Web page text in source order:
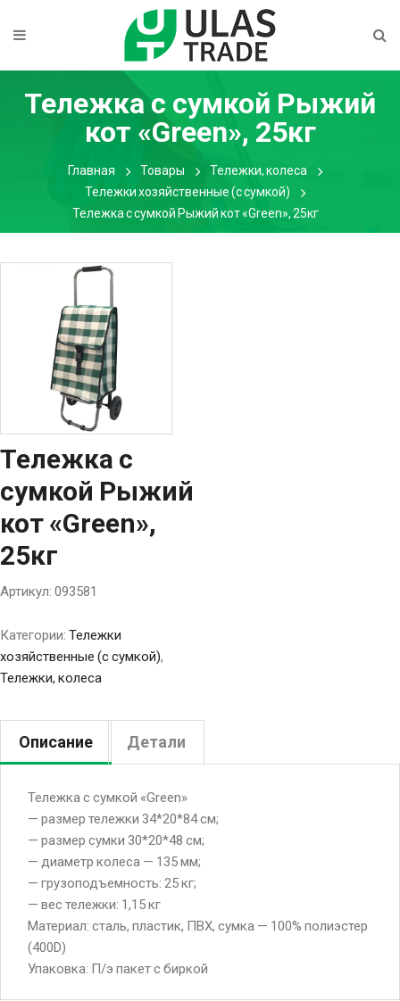
Тележка с сумкой Рыжий
кот «Green», 25кг
Главная Товары
Тележки, колеса
Тележки хозяйственные (с сумкой)
Тележка с сумкой Рыжий кот «Green», 25кг
Тележка с
сумкой Рыжий
кот «Green»,
25кг
Артикул: 093581
Категории: Тележки
хозяйственные (с сумкой),
Тележки, колеса
Описание Детали
Тележка с сумкой «Green»
— размер тележки 34*20*84 см;
— размер сумки 30*20*48 см;
— диаметр колеса — 135 мм;
— грузоподъемность: 25 кг;
— вес тележки: 1,15 кг
Материал: cталь, пластик, ПВХ, сумка — 100% полиэстер
(400D)
Упаковка: П/э пакет с биркой